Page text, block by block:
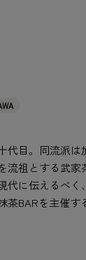
代目。同流派は
流祖とする武家
代に伝えるべ
茶BARを主催す